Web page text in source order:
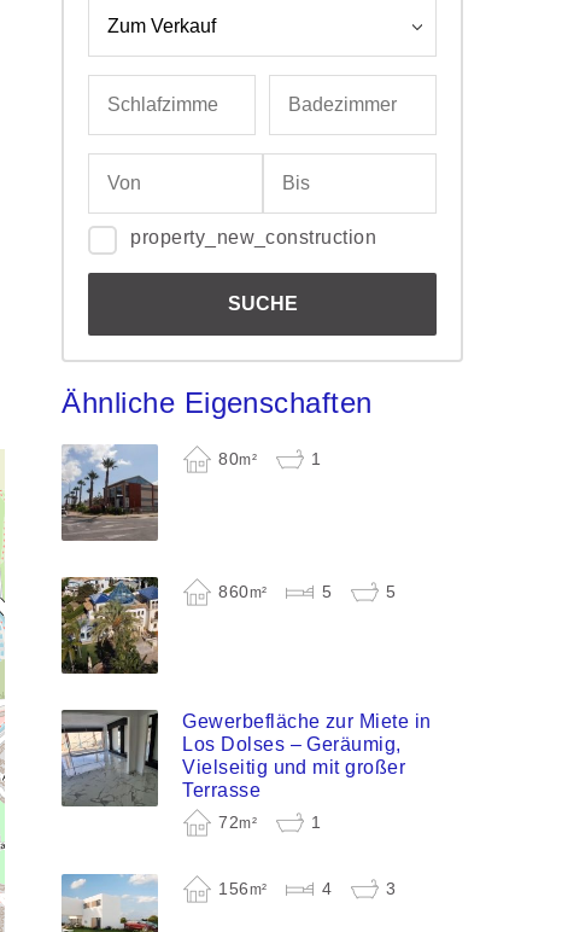
property_new_construction
Ähnliche Eigenschaften
80m² 1
860m² 5 5
Gewerbefläche zur Miete in
Los Dolses – Geräumig,
Vielseitig und mit großer
Terrasse
72m² 1
156m² 4 3